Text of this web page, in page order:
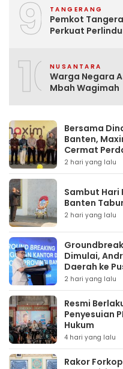
9 TANGERANG
Pemkot
Perkuat
10NUSANTARA
Warga Negara
Mbah Wagimah
Bersama
Banten,
Cermat
2 hari yang lalu
Sambut Hari
Banten
2 hari yang lalu
Dimulai,
Daerah ke
2 hari yang lalu
Resmi
Penyesuian
Hukum
4 hari yang lalu
Rakor